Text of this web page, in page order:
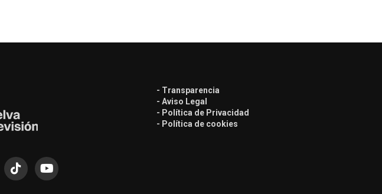
- Transparencia
- Aviso Legal
- Política de Privacidad
- Política de cookies